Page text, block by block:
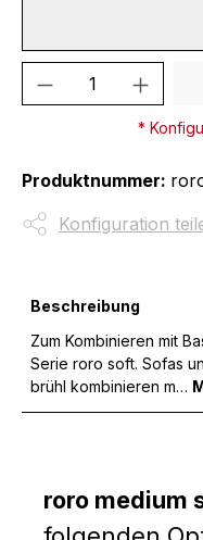
Produkt
*
Produktnummer:
Konfiguration
Beschreibung
Zum Kombinieren mit
Serie roro soft. Sofas
brühl kombinieren m…
roro medium